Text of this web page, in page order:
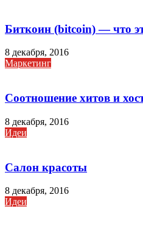
Биткоин (bitcoin) — что
8 декабря, 2016
Маркетинг
Соотношение хитов и
8 декабря, 2016
Идеи
Салон красоты
8 декабря, 2016
Идеи